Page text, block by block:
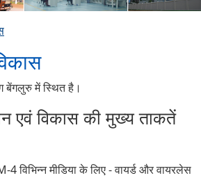
बेंगलुरु में स्थित है।
एवं विकास की मुख्य ताकतें
विभिन्न मीडिया के लिए - वायर्ड और वायरलेस